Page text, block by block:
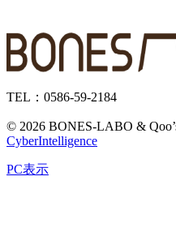
TEL：0586-59-2184
© 2026 BONES-LABO &
CyberIntelligence
PC表示